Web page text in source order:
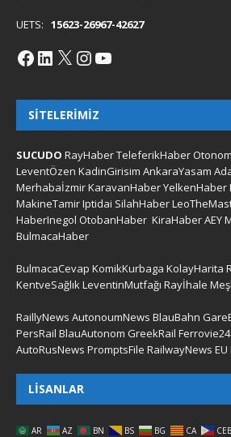
UETS: 15623-26967-42627
SITELERIMIZ
SUCUDO RayHaberTeleferikHaber
LeventÖzen KadinGirisim AnkaraYasam
MerhabaİzmirKaravanHaberYelkenHaber
MakineTamirIptidai SilahHaber
HaberInegol OtobanHaber KiraHaberAEY
BulmacaHaber
BulmacaCevap KomikKurbaga KolayHarita
KentveSağlıkLeventinMutfağı Rayİhale
RaillyNews AutonoumNews BlauBahn
PersRail BlauAutonom GreekRail Ferrovie24
AutoRusNews PromptsFile RailwayNews EU
LISANLAR
AR AZ BN BS BG CA CEB